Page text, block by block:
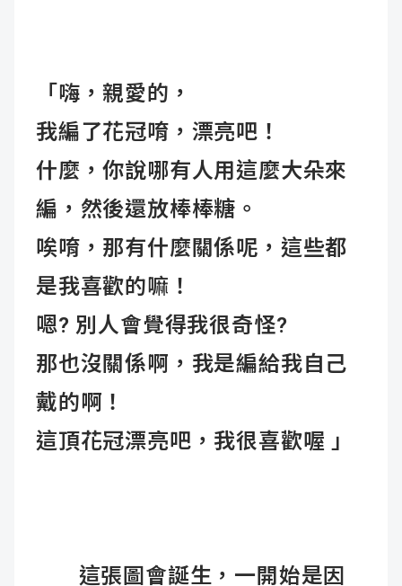
「嗨，親愛的，
我編了花冠唷，漂亮吧！
什麼，你說哪有人用這麼大朵來
編，然後還放棒棒糖。
唉唷，那有什麼關係呢，這些都
是我喜歡的嘛！
嗯? 別人會覺得我很奇怪?
那也沒關係啊，我是編給我自己
戴的啊！
這頂花冠漂亮吧，我很喜歡喔 」
這張圖會誕生，一開始是因